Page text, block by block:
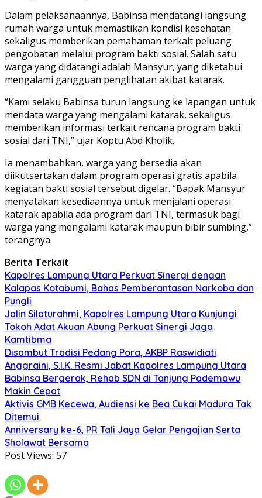
Dalam pelaksanaannya, Babinsa mendatangi langsung
rumah warga untuk memastikan kondisi kesehatan
sekaligus memberikan pemahaman terkait peluang
pengobatan melalui program bakti sosial. Salah satu
warga yang didatangi adalah Mansyur, yang diketahui
mengalami gangguan penglihatan akibat katarak.
“Kami selaku Babinsa turun langsung ke lapangan untuk
mendata warga yang mengalami katarak, sekaligus
memberikan informasi terkait rencana program bakti
sosial dari TNI,” ujar Koptu Abd Kholik.
Ia menambahkan, warga yang bersedia akan
diikutsertakan dalam program operasi gratis apabila
kegiatan bakti sosial tersebut digelar. “Bapak Mansyur
menyatakan kesediaannya untuk menjalani operasi
katarak apabila ada program dari TNI, termasuk bagi
warga yang mengalami katarak maupun bibir sumbing,”
terangnya.
Berita Terkait
Kapolres Lampung Utara Perkuat Sinergi dengan
Kalapas Kotabumi, Bahas Pemberantasan Narkoba dan
Pungli
Jalin Silaturahmi, Kapolres Lampung Utara Kunjungi
Tokoh Adat Akuan Abung Perkuat Sinergi Jaga
Kamtibma
Disambut Tradisi Pedang Pora, AKBP Raswidiati
Anggraini, S.I.K. Resmi Jabat Kapolres Lampung Utara
Babinsa Bergerak, Rehab SDN di Tanjung Pademawu
Makin Cepat
Aktivis GMB Kecewa, Audiensi ke Bea Cukai Madura Tak
Ditemui
Anniversary ke-6, PR Tali Jaya Gelar Pengajian Serta
Sholawat Bersama
Post Views: 57